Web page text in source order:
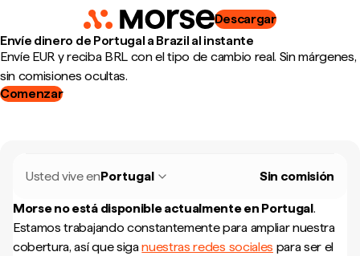
Descargar
Envíe dinero de Portugal a Brazil al instante
Envíe EUR y reciba BRL con el tipo de cambio real. Sin márgenes,
sin comisiones ocultas.
Comenzar
Usted vive enPortugal Sin comisión
Morse no está disponible actualmente en Portugal.
Estamos trabajando constantemente para ampliar nuestra
cobertura, así que siganuestras redes sociales para ser el